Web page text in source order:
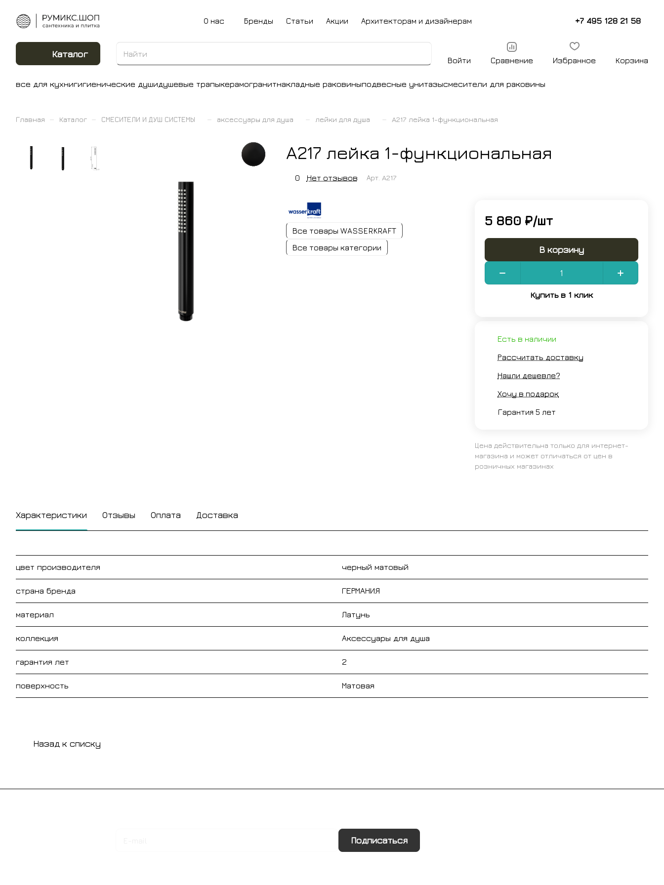
О нас Бренды Статьи Акции Архитекторам и дизайнерам +7 495 128 21 58
Каталог
Войти Сравнение Избранное Корзина
все для кухнигигиенические душидушевые трапыкерамогранитнакладные раковиныподвесные унитазысмесители для раковины
Главная – Каталог – СМЕСИТЕЛИ И ДУШ СИСТЕМЫ – аксессуары для душа – лейки для душа – A217 лейка 1-функциональная
A217 лейка 1-функциональная
0 Нет отзывов Арт. A217
Все товары WASSERKRAFT
Все товары категории
5 860 ₽/шт
В корзину
Купить в 1 клик
Есть в наличии
Рассчитать доставку
Нашли дешевле?
Хочу в подарок
Гарантия 5 лет
Цена действительна только для интернет-
магазина и может отличаться от цен в
розничных магазинах
Характеристики Отзывы Оплата Доставка
цвет производителя черный матовый
страна бренда ГЕРМАНИЯ
материал Латунь
коллекция Аксессуары для душа
гарантия лет 2
поверхность Матовая
Назад к списку
Подписаться